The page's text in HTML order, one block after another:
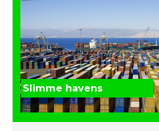
Slimme havens